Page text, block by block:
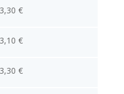
3,30 €
3,10 €
3,30 €